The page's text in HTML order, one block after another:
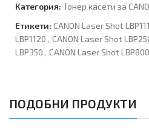
Категория: Тонер касети за
Етикети: CANON Laser Shot
LBP1120 , CANON Laser Shot
LBP350 , CANON Laser Shot LBP800
ПОДОБНИ ПРОДУКТИ